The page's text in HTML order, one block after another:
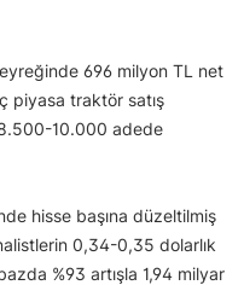
696 milyon TL net
piyasa traktör satış
10.000 adede
hisse başına düzeltilmiş
0,34-0,35 dolarlık
%93 artışla 1,94 milyar